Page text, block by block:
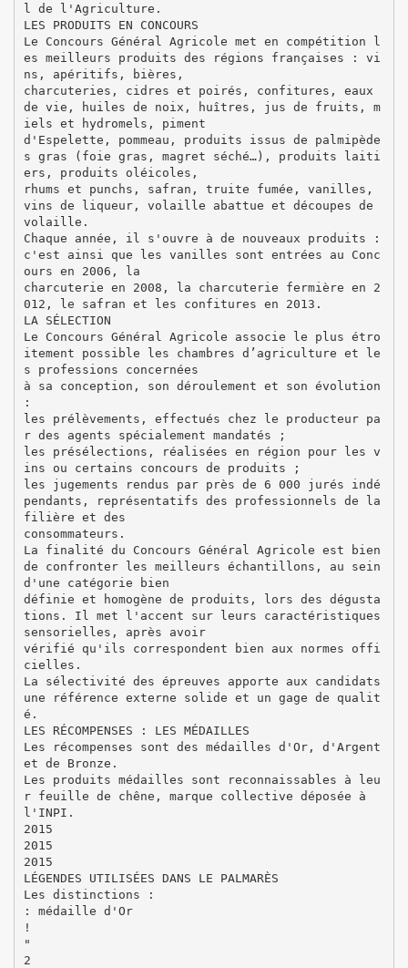
l de l'Agriculture.
LES PRODUITS EN CONCOURS
Le Concours Général Agricole met en compétition l
es meilleurs produits des régions françaises : vi
ns, apéritifs, bières,
charcuteries, cidres et poirés, confitures, eaux
de vie, huiles de noix, huîtres, jus de fruits, m
iels et hydromels, piment
d'Espelette, pommeau, produits issus de palmipède
s gras (foie gras, magret séché…), produits laiti
ers, produits oléicoles,
rhums et punchs, safran, truite fumée, vanilles,
vins de liqueur, volaille abattue et découpes de
volaille.
Chaque année, il s'ouvre à de nouveaux produits :
c'est ainsi que les vanilles sont entrées au Conc
ours en 2006, la
charcuterie en 2008, la charcuterie fermière en 2
012, le safran et les confitures en 2013.
LA SÉLECTION
Le Concours Général Agricole associe le plus étro
itement possible les chambres d’agriculture et le
s professions concernées
à sa conception, son déroulement et son évolution
:
les prélèvements, effectués chez le producteur pa
r des agents spécialement mandatés ;
les présélections, réalisées en région pour les v
ins ou certains concours de produits ;
les jugements rendus par près de 6 000 jurés indé
pendants, représentatifs des professionnels de la
filière et des
consommateurs.
La finalité du Concours Général Agricole est bien
de confronter les meilleurs échantillons, au sein
d'une catégorie bien
définie et homogène de produits, lors des dégusta
tions. Il met l'accent sur leurs caractéristiques
sensorielles, après avoir
vérifié qu'ils correspondent bien aux normes offi
cielles.
La sélectivité des épreuves apporte aux candidats
une référence externe solide et un gage de qualit
é.
LES RÉCOMPENSES : LES MÉDAILLES
Les récompenses sont des médailles d'Or, d'Argent
et de Bronze.
Les produits médailles sont reconnaissables à leu
r feuille de chêne, marque collective déposée à
l'INPI.
2015
2015
2015
LÉGENDES UTILISÉES DANS LE PALMARÈS
Les distinctions :
: médaille d'Or
!
"
2